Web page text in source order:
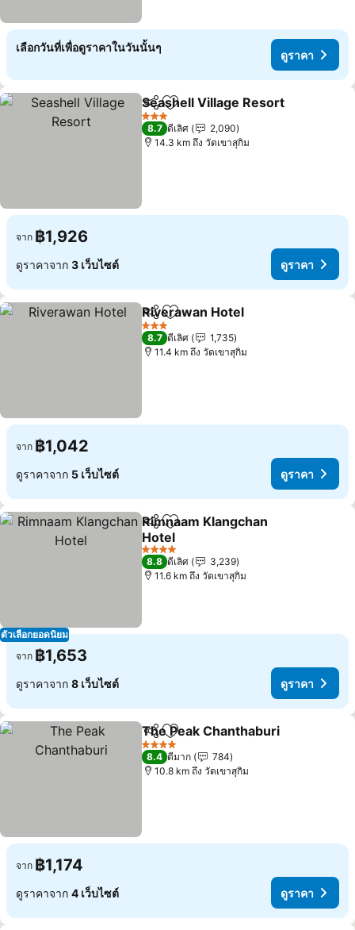
เลือกวันที่เพื่อดูราคาในวันนั้นๆ
ดูราคา
แชร์ เพิ่มในรายการโปรด
Seashell Village Resort
3 ดาว
8.7 ดีเลิศ
2,090
14.3 km ถึง วัดเขาสุกิม
จาก ฿1,926
ดูราคาจาก 3 เว็บไซต์ ดูราคา
แชร์ เพิ่มในรายการโปรด
Riverawan Hotel
3 ดาว
8.7 ดีเลิศ
1,735
11.4 km ถึง วัดเขาสุกิม
จาก ฿1,042
ดูราคาจาก 5 เว็บไซต์ ดูราคา
ตัวเลือกยอดนิยม
แชร์ เพิ่มในรายการโปรด
Rimnaam Klangchan
Hotel
4 ดาว
8.8 ดีเลิศ
3,239
11.6 km ถึง วัดเขาสุกิม
จาก ฿1,653
ดูราคาจาก 8 เว็บไซต์ ดูราคา
แชร์ เพิ่มในรายการโปรด
The Peak Chanthaburi
4 ดาว
8.4 ดีมาก
784
10.8 km ถึง วัดเขาสุกิม
จาก ฿1,174
ดูราคาจาก 4 เว็บไซต์ ดูราคา